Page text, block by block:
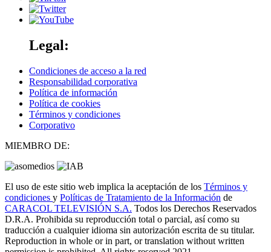
Legal:
Condiciones de acceso a la red
Responsabilidad corporativa
Política de información
Política de cookies
Términos y condiciones
Corporativo
MIEMBRO DE:
El uso de este sitio web implica la aceptación de los Términos y
condiciones y Políticas de Tratamiento de la Información de
CARACOL TELEVISIÓN S.A. Todos los Derechos Reservados
D.R.A. Prohibida su reproducción total o parcial, así como su
traducción a cualquier idioma sin autorización escrita de su titular.
Reproduction in whole or in part, or translation without written